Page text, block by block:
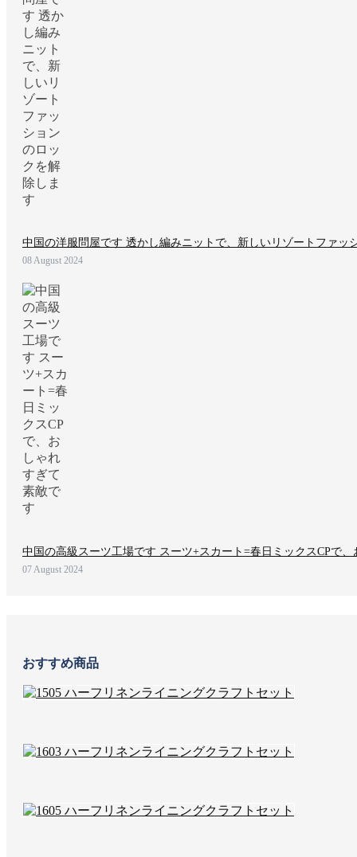
中国の洋服問屋です 透かし編みニットで、新しいリゾートファッ
08 August 2024
中国の高級スーツ工場です スーツ+スカート=春日ミックスCPで
07 August 2024
おすすめ商品